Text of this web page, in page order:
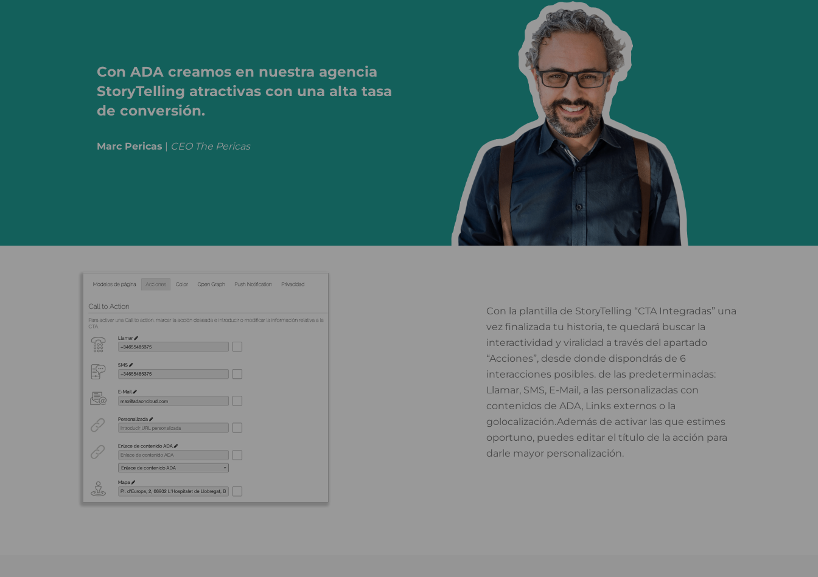
Con ADA creamos en nuestra agencia
StoryTelling atractivas con una alta tasa
de conversión.
Marc Pericas | CEO The Pericas
Con la plantilla de StoryTelling “CTA Integradas” una
vez finalizada tu historia, te quedará buscar la
interactividad y viralidad a través del apartado
“Acciones”, desde donde dispondrás de 6
interacciones posibles. de las predeterminadas:
Llamar, SMS, E-Mail, a las personalizadas con
contenidos de ADA, Links externos o la
golocalización.Además de activar las que estimes
oportuno, puedes editar el título de la acción para
darle mayor personalización.